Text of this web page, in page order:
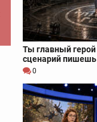
Ты главный
сценарий пишешь
0